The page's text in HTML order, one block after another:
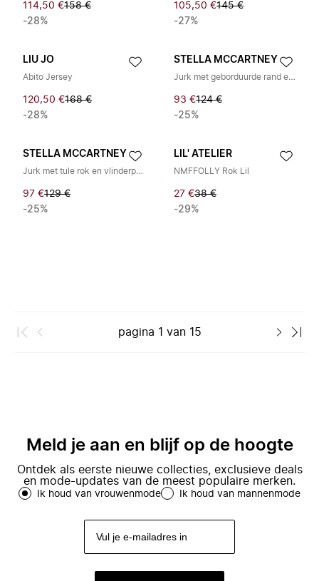
114,50 €158 €
-28%
105,50 €145 €
-27%
LIU JO
Abito Jersey
120,50 €168 €
-28%
STELLA MCCARTNEY
Jurk met geborduurde rand en ruches korte mouwen ronde hals
93 €124 €
-25%
STELLA MCCARTNEY
Jurk met tule rok en vlinderprint
97 €129 €
-25%
LIL' ATELIER
NMFFOLLY Rok Lil
27 €38 €
-29%
pagina 1 van 15
Meld je aan en blijf op de hoogte
Ontdek als eerste nieuwe collecties, exclusieve deals
en mode-updates van de meest populaire merken.
Ik houd van vrouwenmode Ik houd van mannenmode